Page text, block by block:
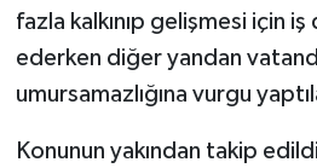
fazla kalkınıp gelişmesi için iş
ederken diğer yandan
umursamazlığına vurgu
Konunun yakından takip